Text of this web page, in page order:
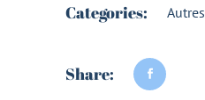
Categories: Autres
Share: